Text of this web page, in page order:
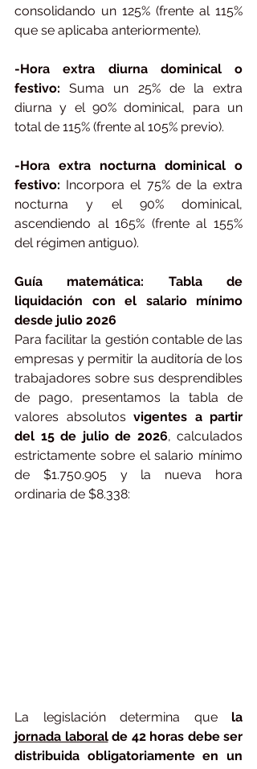
consolidando un 125% (frente al 115%
que se aplicaba anteriormente).
-Hora extra diurna dominical o
festivo: Suma un 25% de la extra
diurna y el 90% dominical, para un
total de 115% (frente al 105% previo).
-Hora extra nocturna dominical o
festivo: Incorpora el 75% de la extra
nocturna y el 90% dominical,
ascendiendo al 165% (frente al 155%
del régimen antiguo).
Guía matemática: Tabla de
liquidación con el salario mínimo
desde julio 2026
Para facilitar la gestión contable de las
empresas y permitir la auditoría de los
trabajadores sobre sus desprendibles
de pago, presentamos la tabla de
valores absolutos vigentes a partir
del 15 de julio de 2026, calculados
estrictamente sobre el salario mínimo
de $1.750.905 y la nueva hora
ordinaria de $8.338:
La legislación determina que
jornada laboral de 42 horas debe ser
distribuida obligatoriamente en un